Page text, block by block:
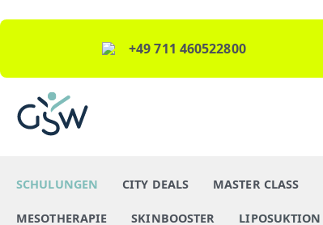
+49 711 460522800
SCHULUNGEN CITY DEALS MASTER CLASS
MESOTHERAPIE SKINBOOSTER LIPOSUKTION